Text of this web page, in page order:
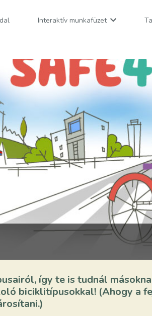
Interaktív munkafüzet
így te is tudnál
biciklitípusokkal! (Ahogy a